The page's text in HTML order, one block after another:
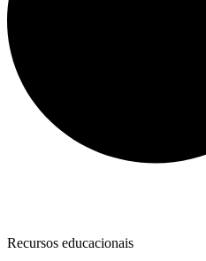
Recursos educacionais